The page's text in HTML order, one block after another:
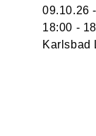
09.10.26
18:00 -
Karlsbad